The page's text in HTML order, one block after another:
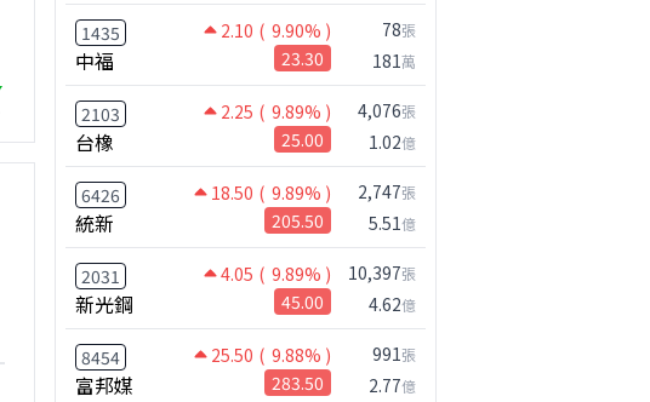
1435 2.10 ( 9.90% )
中福 23.30
78張
181萬
2103 2.25 ( 9.89% )
台橡 25.00
4,076張
1.02億
6426 18.50 ( 9.89% )
統新 205.50
2,747張
5.51億
2031 4.05 ( 9.89% )
新光鋼 45.00
10,397張
4.62億
8454 25.50 ( 9.88% )
富邦媒 283.50
991張
2.77億